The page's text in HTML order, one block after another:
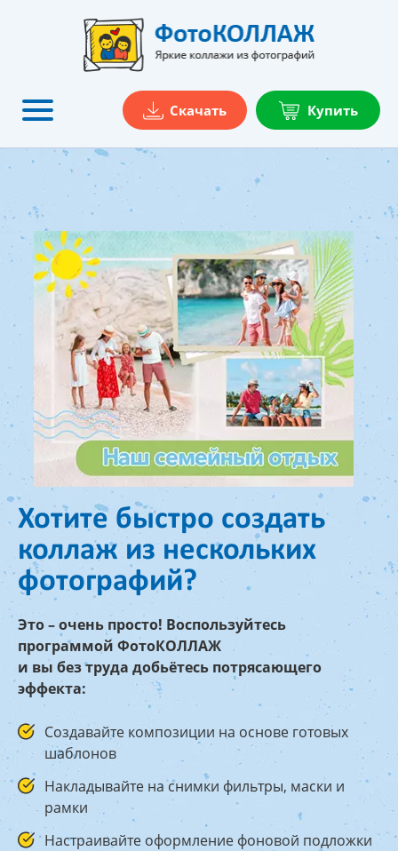
Купить
Скачать
Хотите быстро создать
коллаж из нескольких
фотографий?
Это – очень просто! Воспользуйтесь
программой ФотоКОЛЛАЖ
и вы без труда добьётесь потрясающего
эффекта:
Создавайте композиции на основе готовых
шаблонов
Накладывайте на снимки фильтры, маски и
рамки
Настраивайте оформление фоновой подложки